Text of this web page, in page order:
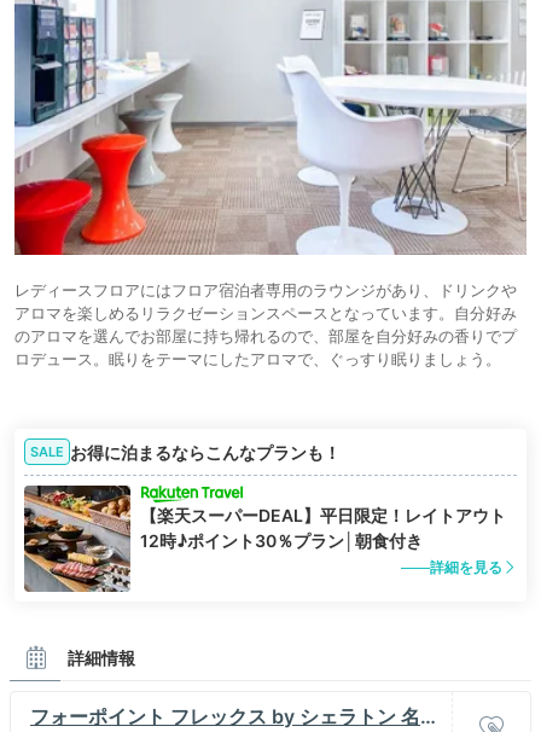
レディースフロアにはフロア宿泊者専用のラウンジがあり、ドリンクや
アロマを楽しめるリラクゼーションスペースとなっています。自分好み
のアロマを選んでお部屋に持ち帰れるので、部屋を自分好みの香りでプ
ロデュース。眠りをテーマにしたアロマで、ぐっすり眠りましょう。
SALE お得に泊まるならこんなプランも！
【楽天スーパーDEAL】平日限定！レイトアウト
12時♪ポイント30％プラン│朝食付き
詳細を見る
詳細情報
フォーポイント フレックス by シェラトン 名古